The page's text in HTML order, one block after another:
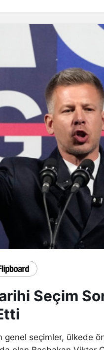
Seçim
genel seçimler, ülkede